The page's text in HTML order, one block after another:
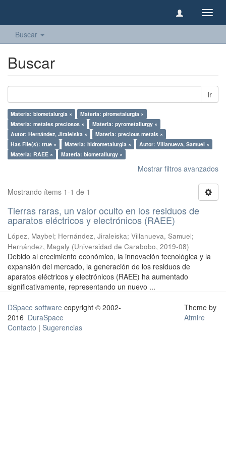
Buscar
Buscar
Ir
Materia: biometalurgia ×
Materia: pirometalurgia ×
Materia: metales preciosos ×
Materia: pyrometallurgy ×
Autor: Hernández, Jiraleiska ×
Materia: precious metals ×
Has File(s): true ×
Materia: hidrometalurgia ×
Autor: Villanueva, Samuel ×
Materia: RAEE ×
Materia: biometallurgy ×
Mostrar filtros avanzados
Mostrando ítems 1-1 de 1
Tierras raras, un valor oculto en los residuos de
aparatos eléctricos y electrónicos (RAEE)
López, Maybel; Hernández, Jiraleiska; Villanueva, Samuel;
Hernández, Magaly (Universidad de Carabobo, 2019-08)
Debido al crecimiento económico, la innovación tecnológica y la
expansión del mercado, la generación de los residuos de
aparatos eléctricos y electrónicos (RAEE) ha aumentado
significativamente, representando un nuevo ...
DSpace software copyright © 2002-
2016 DuraSpace
Contacto | Sugerencias
Theme by
Atmire